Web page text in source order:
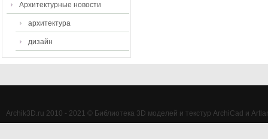
Архитектурные новости
архитектура
дизайн
Archik3D.ru 2010 - 2021 © Библиотека 3D моделей и текстур ArchiCad и